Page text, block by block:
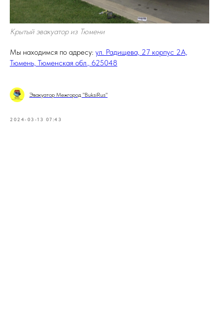
Крытый эвакуатор из Тюмени
Мы находимся по адресу: ул. Радищева, 27 корпус 2А,
Тюмень, Тюменская обл., 625048
Эвакуатор Межгород "BuksiRus"
2024-03-13 07:43